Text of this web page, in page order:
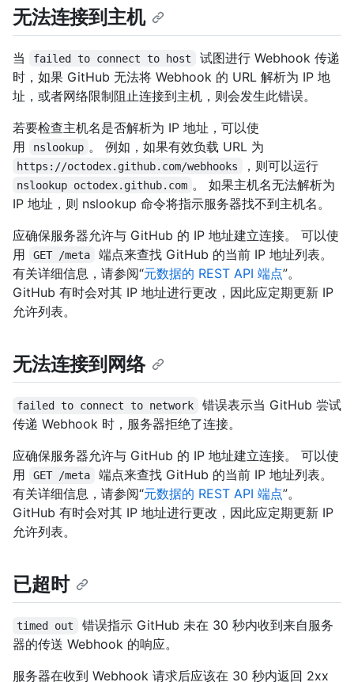
无法连接到主机
当 failed to connect to host
试图进行 Webhook 传递
时，如果 GitHub 无法将 Webhook 的 URL 解析为 IP 地
址，或者网络限制阻止连接到主机，则会发生此错误。
若要检查主机名是否解析为 IP 地址，可以使
用
nslookup 。 例如，如果有效负载 URL 为
https://octodex.github.com/webhooks ，则可以运行
nslookup octodex.github.com 。 如果主机名无法解析为
IP 地址，则 nslookup 命令将指示服务器找不到主机名。
应确保服务器允许与 GitHub 的 IP 地址建立连接。 可以使
用
GET /meta
端点来查找 GitHub 的当前 IP 地址列表。
有关详细信息，请参阅“元数据的 REST API 端点”。
GitHub 有时会对其 IP 地址进行更改，因此应定期更新 IP
允许列表。
无法连接到网络
failed to connect to network
错误表示当 GitHub 尝试
传递 Webhook 时，服务器拒绝了连接。
应确保服务器允许与 GitHub 的 IP 地址建立连接。 可以使
用
GET /meta
端点来查找 GitHub 的当前 IP 地址列表。
有关详细信息，请参阅“元数据的 REST API 端点”。
GitHub 有时会对其 IP 地址进行更改，因此应定期更新 IP
允许列表。
已超时
timed out
错误指示 GitHub 未在 30 秒内收到来自服务
器的传送 Webhook 的响应。
服务器在收到 Webhook 请求后应该在 30 秒内返回 2xx